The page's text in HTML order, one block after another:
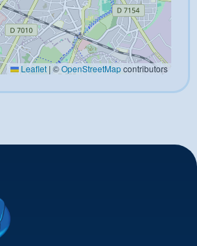
Leaflet |©OpenStreetMapcontributors